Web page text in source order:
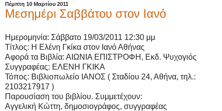
Πέμπτη 10 Μαρτίου 2011
Μεσημέρι Σαββάτου στον Ιανό
Ημερομηνία: Σάββατο 19/03/2011 12:30 μμ
Τίτλος: Η Ελένη Γκίκα στον Ιανό Αθήνας
Αφορά τα Βιβλία: ΑΙΩΝΙΑ ΕΠΙΣΤΡΟΦΗ, Εκδ. Ψυχογιός
Συγγραφέας: ΕΛΕΝΗ ΓΚΙΚΑ
Τόπος: Βιβλιοπωλείο ΙΑΝΟΣ ( Σταδίου 24, Αθήνα, τηλ.:
2103217917 )
Παρουσίαση του βιβλίου. Συμμετέχουν:
Αγγελική Κώττη, δημοσιογράφος, συγγραφέας